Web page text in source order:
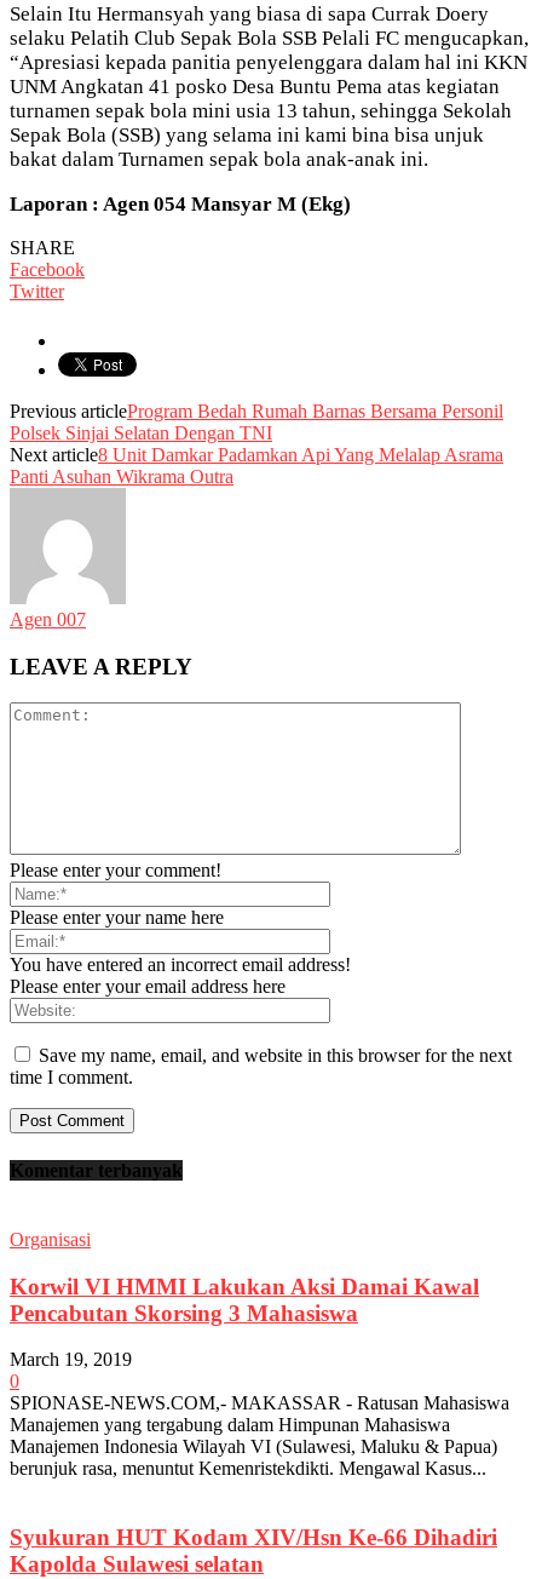
Selain Itu Hermansyah yang biasa di sapa Currak Doery
selaku Pelatih Club Sepak Bola SSB Pelali FC mengucapkan,
“Apresiasi kepada panitia penyelenggara dalam hal ini KKN
UNM Angkatan 41 posko Desa Buntu Pema atas kegiatan
turnamen sepak bola mini usia 13 tahun, sehingga Sekolah
Sepak Bola (SSB) yang selama ini kami bina bisa unjuk
bakat dalam Turnamen sepak bola anak-anak ini.
Laporan : Agen 054 Mansyar M (Ekg)
SHARE
Facebook
Twitter
Previous articleProgram Bedah Rumah Barnas Bersama Personil
Polsek Sinjai Selatan Dengan TNI
Next article8 Unit Damkar Padamkan Api Yang Melalap Asrama
Panti Asuhan Wikrama Outra
Agen 007
LEAVE A REPLY
Please enter your comment!
Please enter your name here
You have entered an incorrect email address!
Please enter your email address here
Save my name, email, and website in this browser for the next
time I comment.
Komentar terbanyak
Organisasi
Korwil VI HMMI Lakukan Aksi Damai Kawal
Pencabutan Skorsing 3 Mahasiswa
March 19, 2019
0
SPIONASE-NEWS.COM,- MAKASSAR - Ratusan Mahasiswa
Manajemen yang tergabung dalam Himpunan Mahasiswa
Manajemen Indonesia Wilayah VI (Sulawesi, Maluku & Papua)
berunjuk rasa, menuntut Kemenristekdikti. Mengawal Kasus...
Syukuran HUT Kodam XIV/Hsn Ke-66 Dihadiri
Kapolda Sulawesi selatan